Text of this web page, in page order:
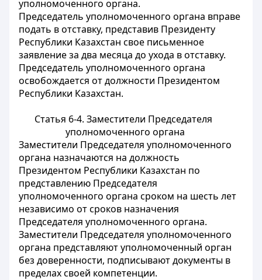
уполномоченного органа.
Председатель уполномоченного органа вправе
подать в отставку, представив Президенту
Республики Казахстан свое письменное
заявление за два месяца до ухода в отставку.
Председатель уполномоченного органа
освобождается от должности Президентом
Республики Казахстан.
Статья 6-4. Заместители Председателя
уполномоченного органа
Заместители Председателя уполномоченного
органа назначаются на должность
Президентом Республики Казахстан по
представлению Председателя
уполномоченного органа сроком на шесть лет
независимо от сроков назначения
Председателя уполномоченного органа.
Заместители Председателя уполномоченного
органа представляют уполномоченный орган
без доверенности, подписывают документы в
пределах своей компетенции.